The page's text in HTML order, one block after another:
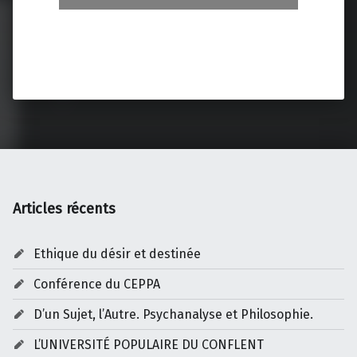
Articles récents
Ethique du désir et destinée
Conférence du CEPPA
D’un Sujet, l’Autre. Psychanalyse et Philosophie.
L’UNIVERSITÉ POPULAIRE DU CONFLENT